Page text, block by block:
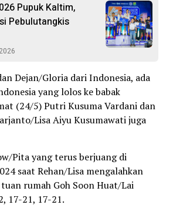
Pupuk Kaltim,
Pebulutangkis
Dejan/Gloria dari Indonesia, ada
yang lolos ke babak
(24/5) Putri Kusuma Vardani dan
Lisa Aiyu Kusumawati juga
Pita yang terus berjuang di
saat Rehan/Lisa mengalahkan
rumah Goh Soon Huat/Lai
17-21, 17-21.